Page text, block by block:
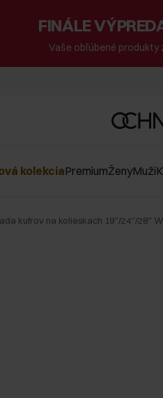
FINÁLE
Vaše obľúbené produkty
kolekciaPremiumŽenyMuži
kufrov na kolieskach 19''/24''/28''